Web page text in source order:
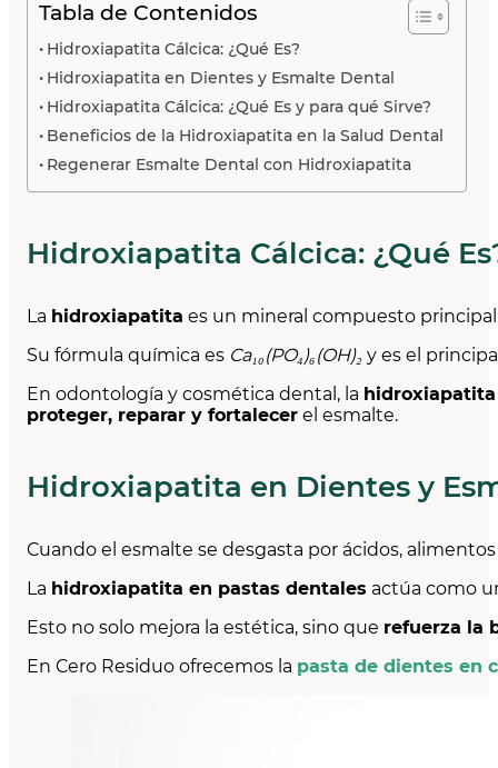
Tabla de Contenidos
Hidroxiapatita Cálcica: ¿Qué Es?
Hidroxiapatita en Dientes y Esmalte Dental
Hidroxiapatita Cálcica: ¿Qué Es y para qué Sirve?
Beneficios de la Hidroxiapatita en la Salud Dental
Regenerar Esmalte Dental con Hidroxiapatita
Hidroxiapatita Cálcica: ¿Qué
La hidroxiapatita es un mineral compuesto
Su fórmula química es Ca₁₀(PO₄)₆(OH)₂ y es el
En odontología y cosmética dental, la hidroxiapatita
proteger, reparar y fortalecer el esmalte.
Hidroxiapatita en Dientes y
Cuando el esmalte se desgasta por ácidos,
La hidroxiapatita en pastas dentales actúa como
Esto no solo mejora la estética, sino que refuerza la
En Cero Residuo ofrecemos la pasta de dientes en